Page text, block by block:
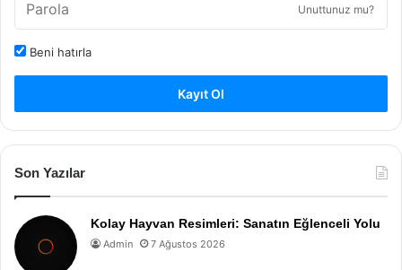
Unuttunuz mu?
Beni hatırla
Kayıt Ol
Son Yazılar
Kolay Hayvan Resimleri: Sanatın Eğlenceli Yolu
Admin 7 Ağustos 2026